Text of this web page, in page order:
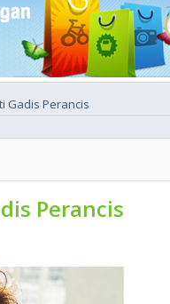
Gadis Perancis
Perancis